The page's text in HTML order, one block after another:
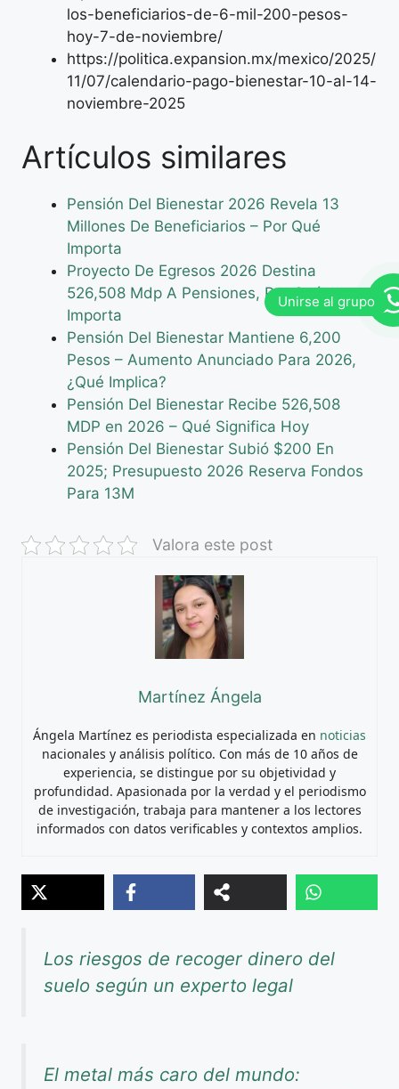
los-beneficiarios-de-6-mil-200-pesos-
hoy-7-de-noviembre/
https://politica.expansion.mx/mexico/2025/
11/07/calendario-pago-bienestar-10-al-14-
noviembre-2025
Artículos similares
Pensión Del Bienestar 2026 Revela 13
Millones De Beneficiarios – Por Qué
Importa
Proyecto De Egresos 2026 Destina
526,508 Mdp A Pensiones, Por Qué
Importa
Pensión Del Bienestar Mantiene 6,200
Pesos – Aumento Anunciado Para 2026,
¿Qué Implica?
Pensión Del Bienestar Recibe 526,508
MDP en 2026 – Qué Significa Hoy
Pensión Del Bienestar Subió $200 En
2025; Presupuesto 2026 Reserva Fondos
Para 13M
Valora este post
Martínez Ángela
Ángela Martínez es periodista especializada en noticias
nacionales y análisis político. Con más de 10 años de
experiencia, se distingue por su objetividad y
profundidad. Apasionada por la verdad y el periodismo
de investigación, trabaja para mantener a los lectores
informados con datos verificables y contextos amplios.
Los riesgos de recoger dinero del
suelo según un experto legal
El metal más caro del mundo: